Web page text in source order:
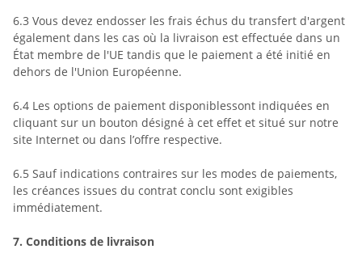
6.3 Vous devez endosser les frais échus du transfert d'argent
également dans les cas où la livraison est effectuée dans un
État membre de l'UE tandis que le paiement a été initié en
dehors de l'Union Européenne.
6.4 Les options de paiement disponiblessont indiquées en
cliquant sur un bouton désigné à cet effet et situé sur notre
site Internet ou dans l’offre respective.
6.5 Sauf indications contraires sur les modes de paiements,
les créances issues du contrat conclu sont exigibles
immédiatement.
7. Conditions de livraison